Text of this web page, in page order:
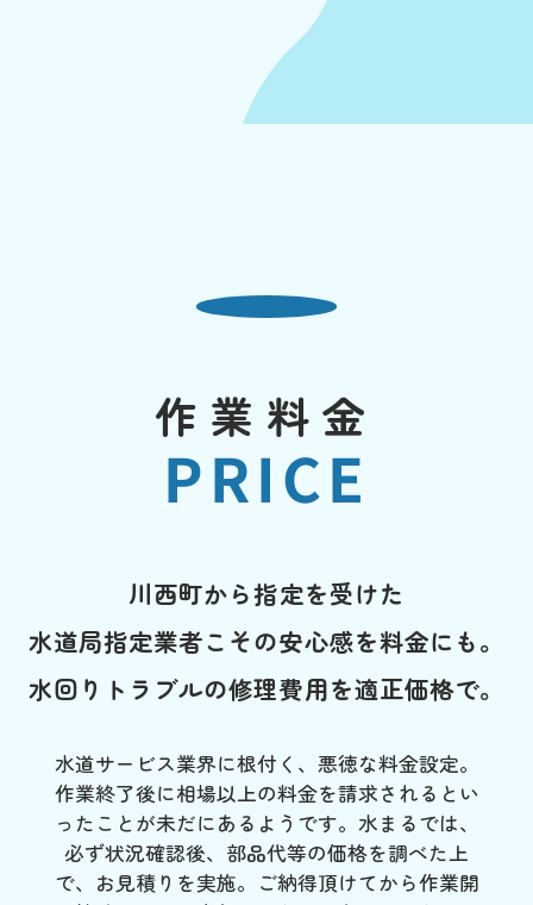
作業料金
PRICE
川西町から指定を受けた
水道局指定業者こその安心感を料金にも。
水回りトラブルの修理費用を適正価格で。
水道サービス業界に根付く、悪徳な料金設定。
作業終了後に相場以上の料金を請求されるとい
ったことが未だにあるようです。水まるでは、
必ず状況確認後、部品代等の価格を調べた上
で、お見積りを実施。ご納得頂けてから作業開